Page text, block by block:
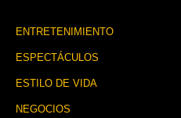
ENTRETENIMIENTO
ESPECTÁCULOS
ESTILO DE VIDA
NEGOCIOS